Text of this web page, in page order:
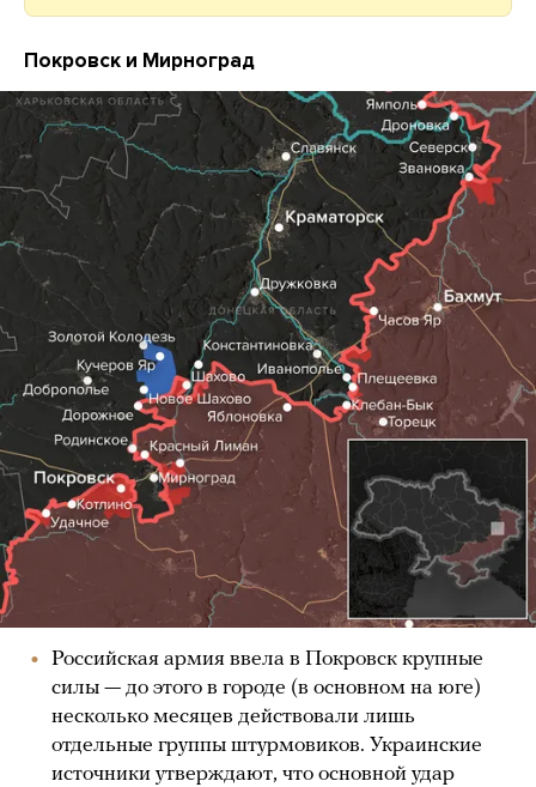
Покровск и Мирноград
Российская армия ввела в Покровск крупные
силы — до этого в городе (в основном на юге)
несколько месяцев действовали лишь
отдельные группы штурмовиков. Украинские
источники утверждают, что основной удар